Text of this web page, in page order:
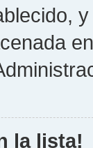
la lista!